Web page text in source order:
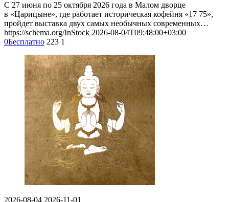
С 27 июня по 25 октября 2026 года в Малом дворце
в «Царицыне», где работает историческая кофейня «17 75»,
пройдет выставка двух самых необычных современных…
https://schema.org/InStock 2026-08-04T09:48:00+03:00
0Бесплатно 223 1
2026-08-04 2026-11-01